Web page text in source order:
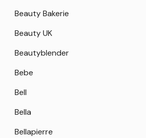
Beauty Bakerie
Beauty UK
Beautyblender
Bebe
Bell
Bella
Bellapierre